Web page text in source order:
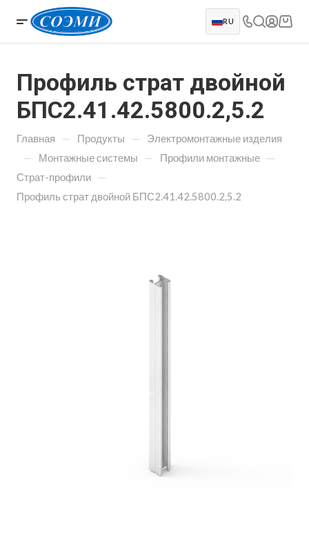
RU
Профиль страт двойной
БПС2.41.42.5800.2,5.2
Главная — Продукты — Электромонтажные изделия
— Монтажные системы — Профили монтажные —
Страт-профили —
Профиль страт двойной БПС2.41.42.5800.2,5.2